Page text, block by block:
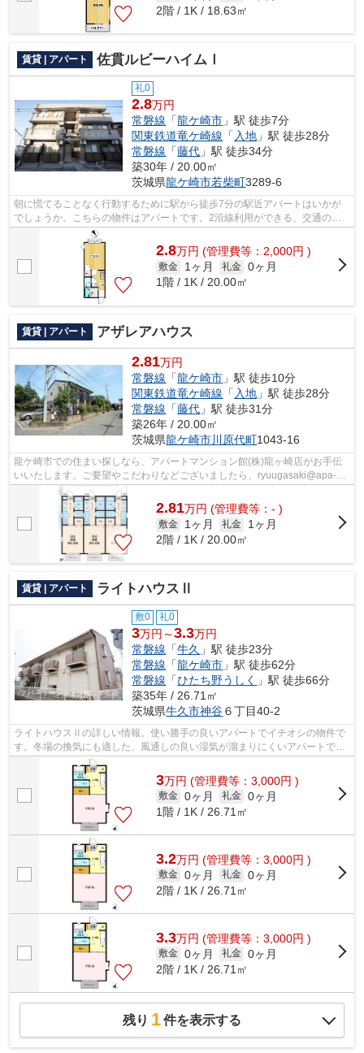
2階 / 1K / 18.63㎡
賃貸 | アパート 佐貫ルビーハイムⅠ
礼0
2.8万円
常磐線 「龍ケ崎市 」駅 徒歩7分
関東鉄道竜ケ崎線 「 入地 」駅 徒歩28分
常磐線 「藤代 」駅 徒歩34分
築30年 / 20.00㎡
茨城県龍ケ崎市若柴町3289-6
朝に慌てることなく行動するために駅から徒歩7分の駅近アパートはいかが
でしょうか。こちらの物件はアパートです。2沿線利用ができる、交通の便
の良い物件です。アパートマンション館...
2.8万円 (管理費等：2,000円 )
敷金 1ヶ月 礼金 0ヶ月
1階 / 1K / 20.00㎡
賃貸 | アパート アザレアハウス
2.81万円
常磐線 「龍ケ崎市 」駅 徒歩10分
関東鉄道竜ケ崎線 「 入地 」駅 徒歩28分
常磐線 「藤代 」駅 徒歩31分
築26年 / 20.00㎡
茨城県龍ケ崎市川原代町1043-16
龍ケ崎市での住まい探しなら、アパートマンション館(株)龍ヶ崎店がお手伝
いいたします。ご要望やこだわりなどございましたら、ryuugasaki@apa-
to.co.jpにてお申し付け下さい。お部屋探...
2.81万円 (管理費等：- )
敷金 1ヶ月 礼金
1ヶ月
2階 / 1K / 20.00㎡
賃貸 | アパート ライトハウスⅡ
敷0 礼0
3万円～3.3万円
常磐線 「牛久 」駅 徒歩23分
常磐線 「龍ケ崎市 」駅 徒歩62分
常磐線 「ひたち野うしく
」駅 徒歩66分
築35年 / 26.71㎡
茨城県牛久市神谷６丁目40-2
ライトハウスⅡの詳しい情報。使い勝手の良いアパートでイチオシの物件で
す。冬場の換気にも適した、風通しの良い湿気が溜まりにくいアパートで
す。敷地内ごみ置き場付き物件です。常磐...
3万円 (管理費等：3,000円 )
敷金 0ヶ月 礼金 0ヶ月
1階 / 1K / 26.71㎡
3.2万円 (管理費等：3,000円 )
敷金 0ヶ月 礼金 0ヶ月
2階 / 1K / 26.71㎡
3.3万円 (管理費等：3,000円 )
敷金 0ヶ月 礼金 0ヶ月
2階 / 1K / 26.71㎡
残り 1件を表示する